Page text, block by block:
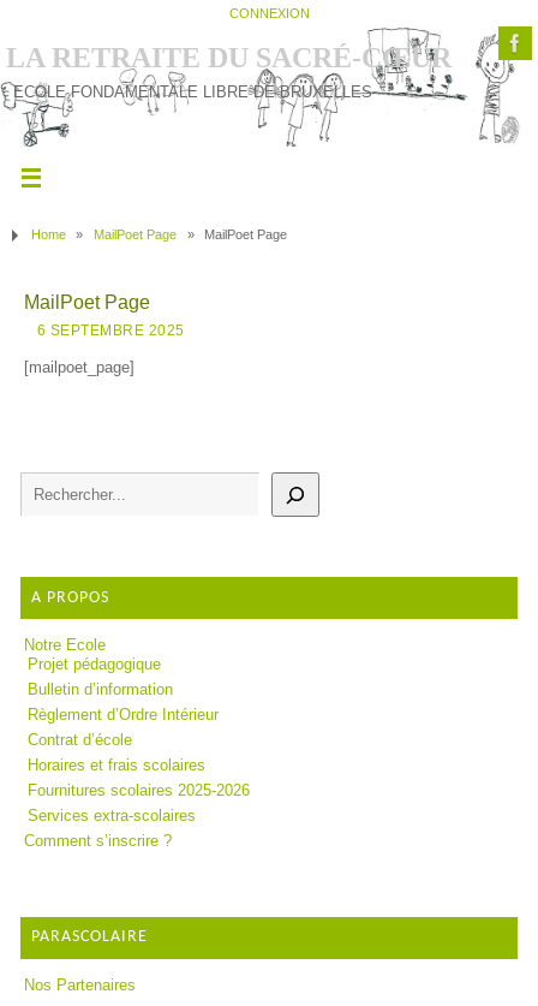
CONNEXION
LA RETRAITE DU SACRÉ-CŒUR
ECOLE FONDAMENTALE LIBRE DE BRUXELLES
Home » MailPoet Page » MailPoet Page
MailPoet Page
6 SEPTEMBRE 2025
[mailpoet_page]
A PROPOS
Notre Ecole
Projet pédagogique
Bulletin d’information
Règlement d’Ordre Intérieur
Contrat d’école
Horaires et frais scolaires
Fournitures scolaires 2025-2026
Services extra-scolaires
Comment s’inscrire ?
PARASCOLAIRE
Nos Partenaires